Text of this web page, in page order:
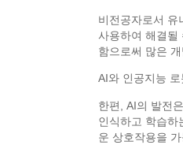
비전공자로서 유
사용하여 해결될
함으로써 많은
AI와 인공지능 로
한편, AI의 발전
인식하고 학습하
운 상호작용을